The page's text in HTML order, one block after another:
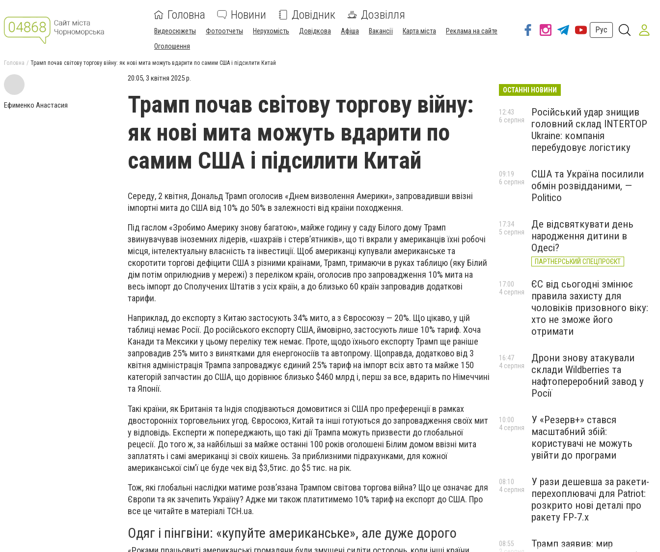
Головна Новини Довідник Дозвілля
Видеосюжеты Фотоотчеты Нерухомість Довідкова Афіша Вакансії Карта міста
Реклама на сайте
Оголошення
Рус
Головна Трамп почав світову торгову війну: як нові мита можуть вдарити по самим США і підсилити Китай
Ефименко Анастасия
20:05, 3 квітня 2025 р.
Трамп почав світову торгову війну:
як нові мита можуть вдарити по
самим США і підсилити Китай
Середу, 2 квітня, Дональд Трамп оголосив «Днем визволення Америки», запровадивши ввізні
імпортні мита до США від 10% до 50% в залежності від країни походження.
Під гаслом «Зробимо Америку знову багатою», майже годину у саду Білого дому Трамп
звинувачував іноземних лідерів, «шахраїв і стерв’ятників», що ті вкрали у американців їхні робочі
місця, інтелектуальну власність та інвестиції. Щоб американці купували американське та
скоротити торгові дефіцити США з різними країнами, Трамп, тримаючи в руках таблицю (яку Білий
дім потім оприлюднив у мережі) з переліком країн, оголосив про запровадження 10% мита на
весь імпорт до Сполучених Штатів з усіх країн, а до близько 60 країн запровадив додаткові
тарифи.
Наприклад, до експорту з Китаю застосують 34% мито, а з Євросоюзу — 20%. Що цікаво, у цій
таблиці немає Росії. До російського експорту США, ймовірно, застосують лише 10% тариф. Хоча
Канади та Мексики у цьому переліку теж немає. Проте, щодо їхнього експорту Трамп ще раніше
запровадив 25% мито з винятками для енергоносіїв та автопрому. Щоправда, додатково від 3
квітня адміністрація Трампа запроваджує єдиний 25% тариф на імпорт всіх авто та майже 150
категорій запчастин до США, що дорівнює близько $460 млрд і, перш за все, вдарить по Німеччині
та Японії.
Такі країни, як Британія та Індія сподіваються домовитися зі США про преференції в рамках
двосторонніх торговельних угод. Євросоюз, Китай та інші готуються до запровадження своїх мит
у відповідь. Експерти ж попереджають, що такі дії Трампа можуть призвести до глобальної
рецесії. До того ж, за найбільші за майже останні 100 років оголошені Білим домом ввізні мита
заплатять і самі американці зі своїх кишень. За приблизними підрахунками, для кожної
американської сім’ї це буде чек від $3,5тис. до $5 тис. на рік.
Тож, які глобальні наслідки матиме розв’язана Трампом світова торгова війна? Що це означає для
Європи та як зачепить Україну? Адже ми також платитимемо 10% тариф на експорт до США. Про
все це читайте в матеріалі ТСН.ua.
Одяг і пінгвіни: «купуйте американське», але дуже дорого
ОСТАННІ НОВИНИ
Російський удар знищив
головний склад INTERTOP
Ukraine: компанія
перебудовує логістику
12:43
6 серпня
США та Україна посилили
обмін розвідданими, —
Politico
09:19
6 серпня
Де відсвяткувати день
народження дитини в
Одесі?
ПАРТНЕРСЬКИЙ СПЕЦПРОЄКТ
17:34
5 серпня
ЄС від сьогодні змінює
правила захисту для
чоловіків призовного віку:
хто не зможе його
отримати
17:00
4 серпня
Дрони знову атакували
склади Wildberries та
нафтопереробний завод у
Росії
16:47
4 серпня
У «Резерв+» стався
масштабний збій:
користувачі не можуть
увійти до програми
10:00
4 серпня
У рази дешевша за ракети-
перехоплювачі для Patriot:
розкрито нові деталі про
ракету FP-7.x
08:10
4 серпня
Трамп заявив: мир
08:55